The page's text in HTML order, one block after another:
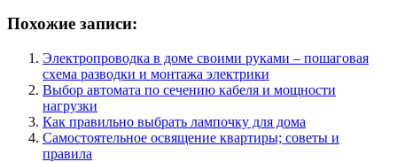
Похожие записи:
Электропроводка в доме своими руками – пошаговая
схема разводки и монтажа электрики
Выбор автомата по сечению кабеля и мощности
нагрузки
Как правильно выбрать лампочку для дома
Самостоятельное освящение квартиры; советы и
правила